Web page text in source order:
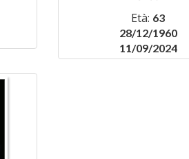
Età: 63
28/12/1960
11/09/2024